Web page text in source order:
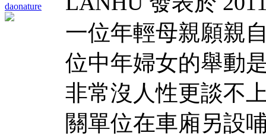
daonature
一位年輕母親願親
位中年婦女的舉動
非常沒人性更談不
關單位在車廂另設